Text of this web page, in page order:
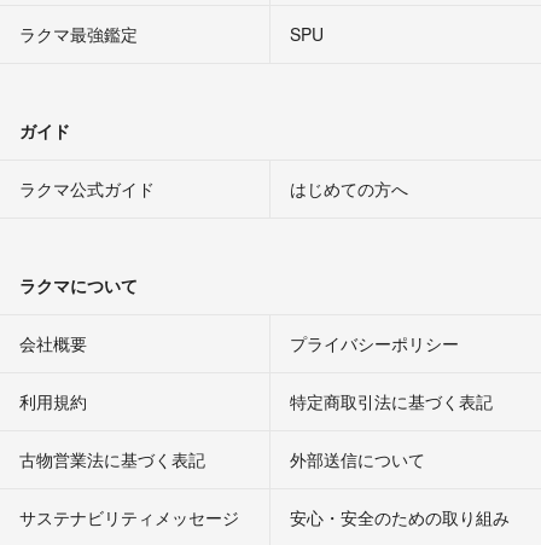
ラクマ最強鑑定
SPU
ガイド
ラクマ公式ガイド はじめての方へ
ラクマについて
会社概要 プライバシーポリシー
利用規約 特定商取引法に基づく表記
古物営業法に基づく表記 外部送信について
サステナビリティメッセージ 安心・安全のための取り組み